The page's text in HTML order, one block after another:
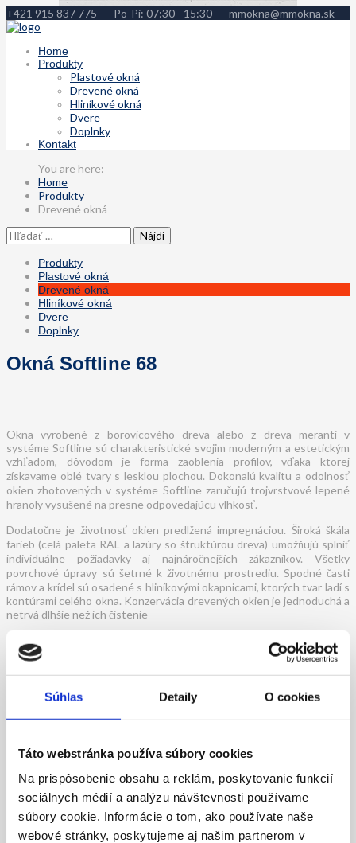
Súhlas Detaily O cookies
Táto webstránka používa súbory cookies
Na prispôsobenie obsahu a reklám, poskytovanie funkcií
sociálnych médií a analýzu návštevnosti používame
súbory cookie. Informácie o tom, ako používate naše
webové stránky, poskytujeme aj našim partnerom v
+421 915 837 775 Po-Pi: 07:30 - 15:30 mmokna@mmokna.sk
Home
Produkty
Plastové okná
Drevené okná
Hliníkové okná
Dvere
Doplnky
Kontakt
Home
Produkty
Drevené okná
Hľadať:
Produkty
Plastové okná
Drevené okná
Hliníkové okná
Dvere
Doplnky
Okná Softline 68
Okna vyrobené z borovicového dreva alebo z dreva meranti v
systéme Softline sú charakteristické svojim moderným a estetickým
vzhľadom, dôvodom je forma zaoblenia profilov, vďaka ktorej
získavame oblé tvary s lesklou plochou. Dokonalú kvalitu a odolnosť
okien zhotovených v systéme Softline zaručujú trojvrstvové lepené
hranoly vysušené na presne odpovedajúcu vlhkosť.
Dodatočne je životnosť okien predlžená impregnáciou. Široká škála
farieb (celá paleta RAL a lazúry so štruktúrou dreva) umožňujú splniť
individuálne požiadavky aj najnáročnejších zákazníkov. Všetky
povrchové úpravy sú šetrné k životnému prostrediu. Spodné časti
rámov a krídel sú osadené s hliníkovými okapnicami, ktorých tvar ladí s
kontúrami celého okna. Konzervácia drevených okien je jednoduchá a
netrvá dlhšie než ich čistenie
Možnosť použitia širokého rozsahu sklenených výplní.
Profilovaná zasklievacia lišta.
Trojvrstvový lepený hranol zaručuje stabilitu konštrukcie.
Podfrézovanie rámu pre parapety.
Hliníková lišta chráni drevo pred UV žiarením a vodou
stekajúcou po skle.
Ekologický lak, s podkladom a impregnáciou proti plesniam a
škodcom.
Stredové tesnenie.